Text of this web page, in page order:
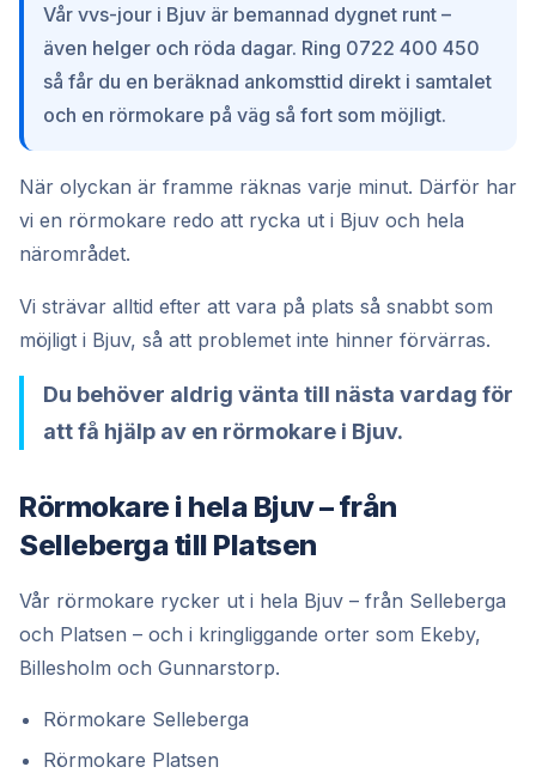
Vår vvs-jour i Bjuv är bemannad dygnet runt –
även helger och röda dagar. Ring 0722 400 450
så får du en beräknad ankomsttid direkt i samtalet
och en rörmokare på väg så fort som möjligt.
När olyckan är framme räknas varje minut. Därför har
vi en rörmokare redo att rycka ut i Bjuv och hela
närområdet.
Vi strävar alltid efter att vara på plats så snabbt som
möjligt i Bjuv, så att problemet inte hinner förvärras.
Du behöver aldrig vänta till nästa vardag för
att få hjälp av en rörmokare i Bjuv.
Rörmokare i hela Bjuv – från
Selleberga till Platsen
Vår rörmokare rycker ut i hela Bjuv – från Selleberga
och Platsen – och i kringliggande orter som Ekeby,
Billesholm och Gunnarstorp.
Rörmokare Selleberga
Rörmokare Platsen